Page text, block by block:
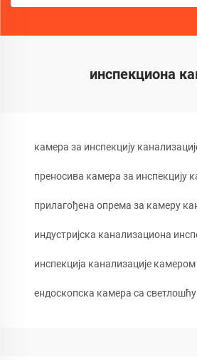
инспекциона
камера за инспекцију
преносива камера за инспекцију
прилагођена опрема за камеру
индустријска канализациона
инспекција канализације камером
ендоскопска камера са светлошћу